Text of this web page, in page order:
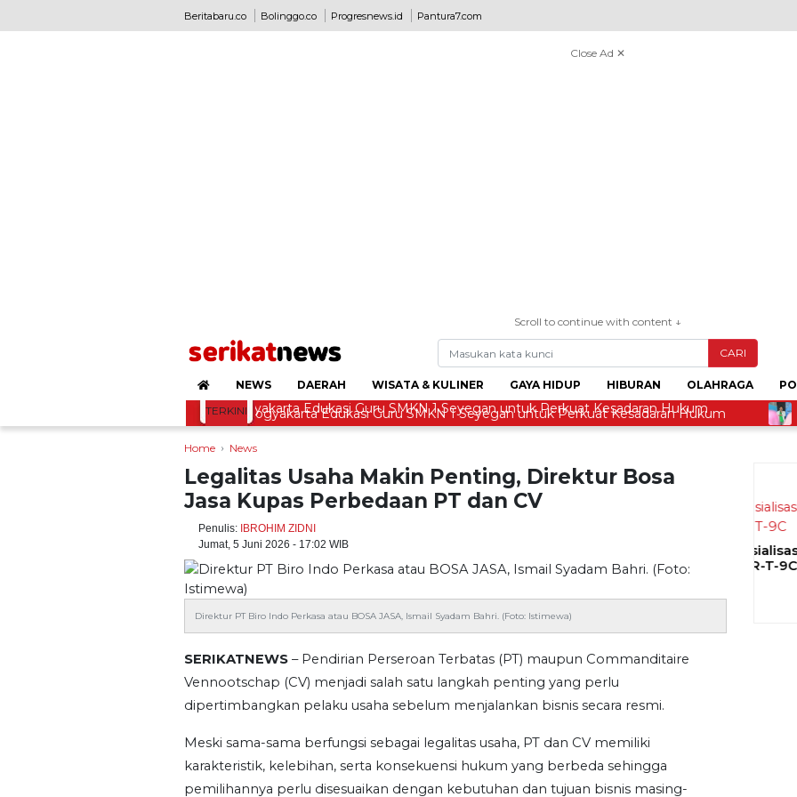
Beritabaru.co Bolinggo.co Progresnews.id Pantura7.com
Close Ad ✕
Scroll to continue with content ↓
CARI
NEWS DAERAH WISATA & KULINER GAYA HIDUP HIBURAN OLAHRAGA
TERKINI
Bapas Yogyakarta Edukasi Guru SMKN 1 Seyegan untuk Perkuat Kesadaran Hukum
Home News
Legalitas Usaha Makin Penting, Direktur Bosa
Jasa Kupas Perbedaan PT dan CV
Penulis: IBROHIM ZIDNI
Jumat, 5 Juni 2026 - 17:02 WIB
Direktur PT Biro Indo Perkasa atau BOSA JASA, Ismail Syadam Bahri. (Foto: Istimewa)
SERIKATNEWS – Pendirian Perseroan Terbatas (PT) maupun Commanditaire
Vennootschap (CV) menjadi salah satu langkah penting yang perlu
dipertimbangkan pelaku usaha sebelum menjalankan bisnis secara resmi.
Meski sama-sama berfungsi sebagai legalitas usaha, PT dan CV memiliki
karakteristik, kelebihan, serta konsekuensi hukum yang berbeda sehingga
pemilihannya perlu disesuaikan dengan kebutuhan dan tujuan bisnis masing-